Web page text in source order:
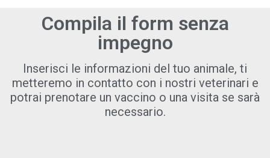
Compila il form senza
impegno
Inserisci le informazioni del tuo animale, ti
metteremo in contatto con i nostri veterinari e
potrai prenotare un vaccino o una visita se sarà
necessario.